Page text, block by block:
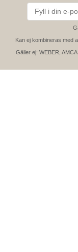
Kan ej kombineras med
Gäller ej: WEBER,